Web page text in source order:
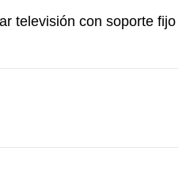
televisión con soporte fijo